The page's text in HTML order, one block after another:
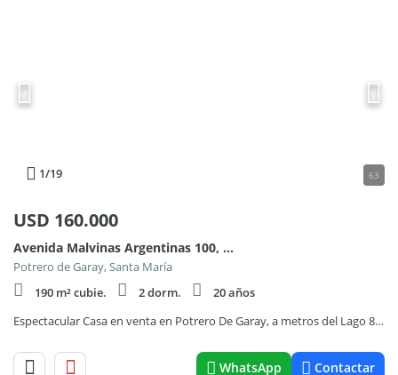
1/19 63
USD 160.000
Avenida Malvinas Argentinas 100, Piso 00
Potrero de Garay, Santa María
190 m² cubie.
2 dorm.
20 años
Espectacular Casa en venta en Potrero De Garay, a metros del Lago 838
WhatsApp Contactar